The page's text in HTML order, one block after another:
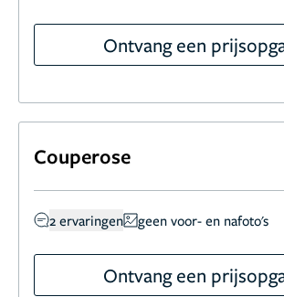
Ontvang een
Couperose
2 ervaringen geen voor- en nafoto's
Ontvang een